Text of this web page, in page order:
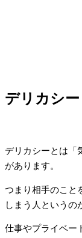
デリカシ
デリカシーとは「
があります。
つまり相手のこと
しまう人というの
仕事やプライベー